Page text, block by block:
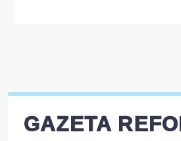
GAZETA